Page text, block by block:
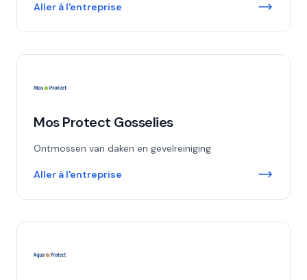
Aller à l'entreprise
Mos Protect Gosselies
Ontmossen van daken en gevelreiniging
Aller à l'entreprise